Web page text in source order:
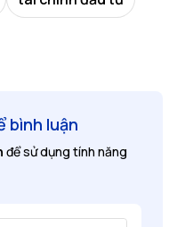
bình luận
để sử dụng tính năng